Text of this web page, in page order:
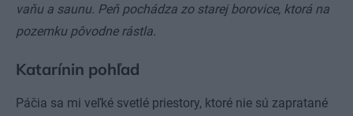
vaňu a saunu. Peň pochádza zo starej borovice, ktorá na
pozemku pôvodne rástla.
Katarínin pohľad
Páčia sa mi veľké svetlé priestory, ktoré nie sú zapratané